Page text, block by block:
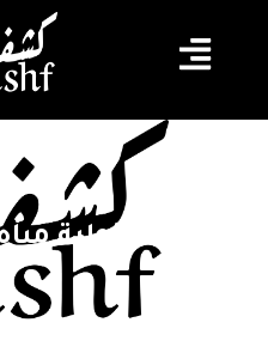
محطات تحلية